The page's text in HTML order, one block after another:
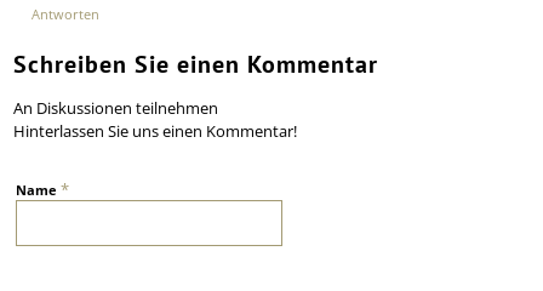
Antworten
Schreiben Sie einen Kommentar
An Diskussionen teilnehmen
Hinterlassen Sie uns einen Kommentar!
Name*